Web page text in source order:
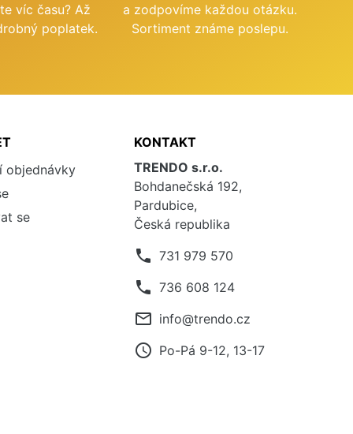
víc času? Až
poplatek.
a zodpovíme každou otázku.
Sortiment známe poslepu.
objednávky
se
KONTAKT
TRENDO s.r.o.
Bohdanečská 192,
Pardubice,
Česká republika
phone 731 979 570
phone 736 608 124
mail_outline info@trendo.cz
access_time Po-Pá 9-12, 13-17